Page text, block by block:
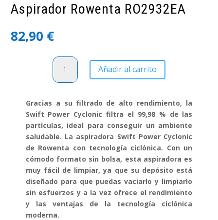
Aspirador Rowenta RO2932EA
82,90 €
Aspirador
Rowenta
RO2932EA
Añadir al carrito
Gracias a su filtrado de alto rendimiento, la
Swift Power Cyclonic filtra el 99,98 % de las
partículas, ideal para conseguir un ambiente
saludable. La aspiradora Swift Power Cyclonic
de Rowenta con tecnología ciclónica. Con un
cómodo formato sin bolsa, esta aspiradora es
muy fácil de limpiar, ya que su depósito está
diseñado para que puedas vaciarlo y limpiarlo
sin esfuerzos y a la vez ofrece el rendimiento
y las ventajas de la tecnología ciclónica
moderna.